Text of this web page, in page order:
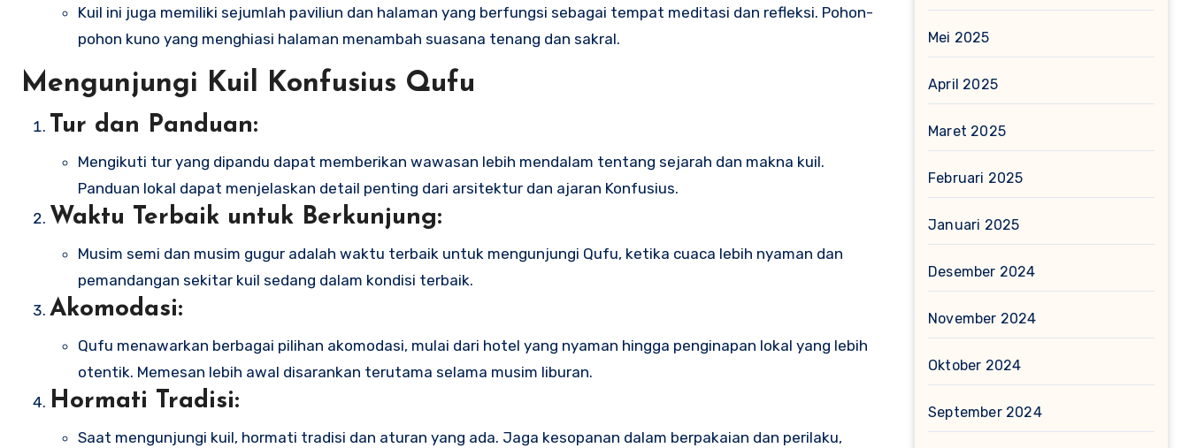
Kuil ini juga memiliki sejumlah paviliun dan halaman yang berfungsi sebagai tempat meditasi dan refleksi. Pohon-
pohon kuno yang menghiasi halaman menambah suasana tenang dan sakral.
Mengunjungi Kuil Konfusius Qufu
Tur dan Panduan:
Mengikuti tur yang dipandu dapat memberikan wawasan lebih mendalam tentang sejarah dan makna kuil.
Panduan lokal dapat menjelaskan detail penting dari arsitektur dan ajaran Konfusius.
Waktu Terbaik untuk Berkunjung:
Musim semi dan musim gugur adalah waktu terbaik untuk mengunjungi Qufu, ketika cuaca lebih nyaman dan
pemandangan sekitar kuil sedang dalam kondisi terbaik.
Akomodasi:
Qufu menawarkan berbagai pilihan akomodasi, mulai dari hotel yang nyaman hingga penginapan lokal yang lebih
otentik. Memesan lebih awal disarankan terutama selama musim liburan.
Hormati Tradisi:
Saat mengunjungi kuil, hormati tradisi dan aturan yang ada. Jaga kesopanan dalam berpakaian dan perilaku,
Mei 2025
April 2025
Maret 2025
Februari 2025
Januari 2025
Desember 2024
November 2024
Oktober 2024
September 2024